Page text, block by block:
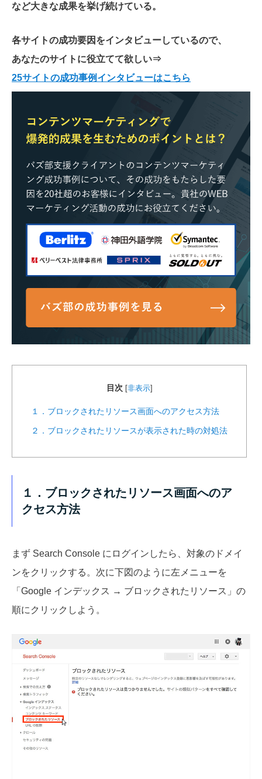
など大きな成果を挙げ続けている。
各サイトの成功要因をインタビューしているので、
あなたのサイトに役立てて欲しい⇒
25サイトの成功事例インタビューはこちら
目次 [非表示]
１．ブロックされたリソース画面へのアクセス方法
２．ブロックされたリソースが表示された時の対処法
１．ブロックされたリソース画面へのア
クセス方法
まず Search Console にログインしたら、対象のドメイ
ンをクリックする。次に下図のように左メニューを
「Google インデックス → ブロックされたリソース」の
順にクリックしよう。